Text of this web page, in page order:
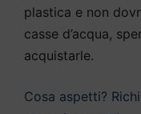
plastica e non
casse d’acqua,
acquistarle.
Cosa aspetti?